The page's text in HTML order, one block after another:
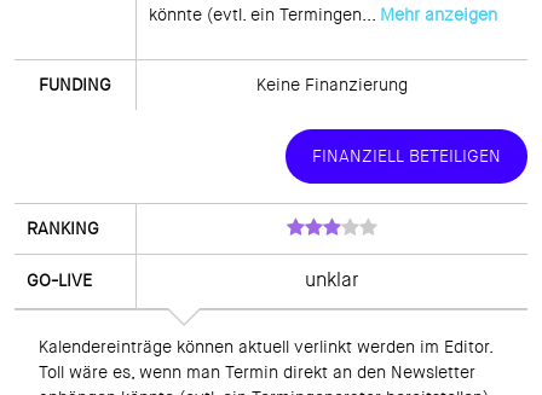
könnte (evtl. ein Termingen... Mehr anzeigen
Keine Finanzierung
FINANZIELL BETEILIGEN
unklar
Kalendereinträge können aktuell verlinkt werden im Editor.
Toll wäre es, wenn man Termin direkt an den Newsletter